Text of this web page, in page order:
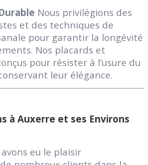
Nous privilégions des
et des techniques de
pour garantir la longévité
Nos placards et
pour résister à l’usure du
leur élégance.
à Auxerre et ses Environs
eu le plaisir